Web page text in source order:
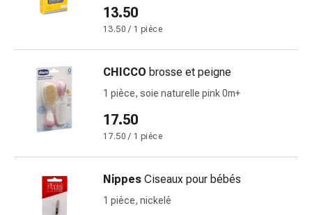
Allergies
foins
Antiallergiques
intestinal
Diarrhée
Brûlures
13.50
13.50 / 1 pièce
CHICCO brosse et peigne
1 pièce, soie naturelle pink 0m+
17.50
17.50 / 1 pièce
Nippes Ciseaux pour bébés
1 pièce, nickelé